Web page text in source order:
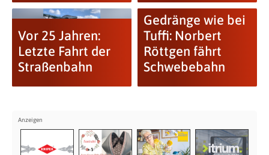
Vor 25 Jahren:
Letzte Fahrt der
Straßenbahn
Gedränge wie bei
Tuffi: Norbert
Röttgen fährt
Schwebebahn